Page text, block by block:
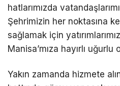
hatlarımızda
Şehrimizin her noktasına
sağlamak için
Manisa’mıza hayırlı uğurlu
Yakın zamanda hizmete